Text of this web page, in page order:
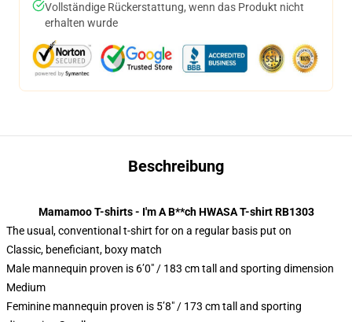
Vollständige Rückerstattung, wenn das Produkt nicht
erhalten wurde
Beschreibung
Mamamoo T-shirts - I'm A B**ch HWASA T-shirt RB1303
The usual, conventional t-shirt for on a regular basis put on
Classic, beneficiant, boxy match
Male mannequin proven is 6’0″ / 183 cm tall and sporting dimension
Medium
Feminine mannequin proven is 5’8″ / 173 cm tall and sporting